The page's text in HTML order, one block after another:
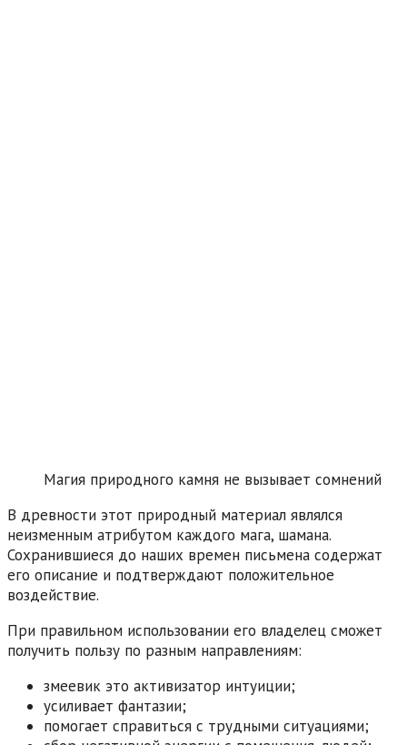
Магия природного камня не вызывает сомнений
В древности этот природный материал являлся
неизменным атрибутом каждого мага, шамана.
Сохранившиеся до наших времен письмена содержат
его описание и подтверждают положительное
воздействие.
При правильном использовании его владелец сможет
получить пользу по разным направлениям:
змеевик это активизатор интуиции;
усиливает фантазии;
помогает справиться с трудными ситуациями;